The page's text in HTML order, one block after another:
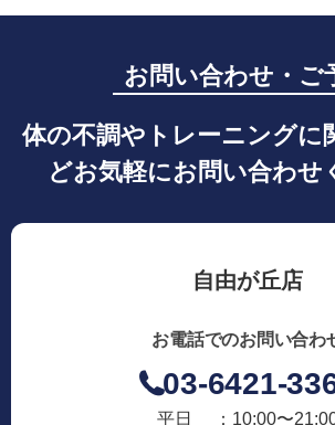
お問い合わせ・ご
体の不調やトレーニングに
どお気軽にお問い合わせ
自由が丘店
お電話でのお問い合わ
03-6421-
平日 ：10:00〜